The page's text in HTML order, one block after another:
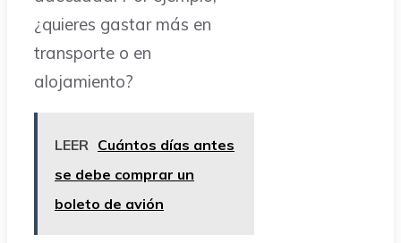
¿quieres gastar más en
transporte o en
alojamiento?
LEER Cuántos días antes
se debe comprar un
boleto de avión